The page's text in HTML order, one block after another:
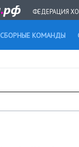
ФЕДЕРАЦИЯ
СБОРНЫЕ КОМАНДЫ